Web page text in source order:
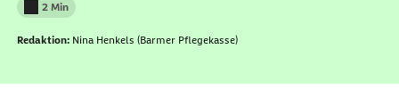
Lesedauer weniger als
2 Min
Redaktion: Nina Henkels (Barmer Pflegekasse)